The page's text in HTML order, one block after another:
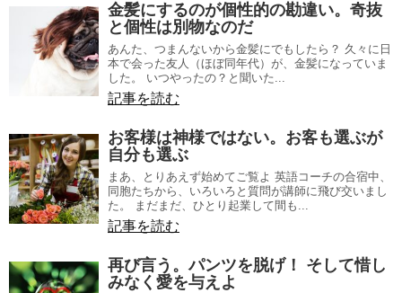
金髪にするのが個性的の勘違い。奇抜
と個性は別物なのだ
あんた、つまんないから金髪にでもしたら？ 久々に日
本で会った友人（ほぼ同年代）が、金髪になっていま
した。 いつやったの？と聞いた...
記事を読む
お客様は神様ではない。お客も選ぶが
自分も選ぶ
まあ、とりあえず始めてご覧よ 英語コーチの合宿中、
同胞たちから、いろいろと質問が講師に飛び交いまし
た。 まだまだ、ひとり起業して間も...
記事を読む
再び言う。パンツを脱げ！ そして惜し
みなく愛を与えよ